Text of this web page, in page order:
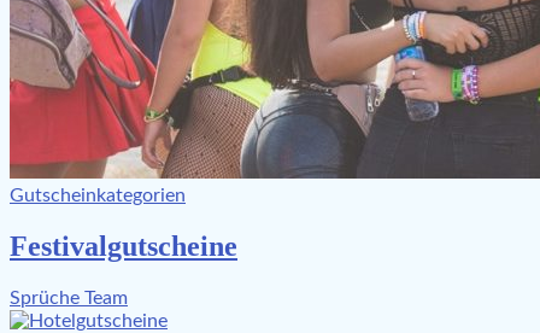
Gutscheinkategorien
Festivalgutscheine
Sprüche Team